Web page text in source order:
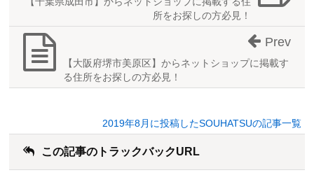
所をお探しの方必見！
【大阪府堺市美原区】からネットショップに掲載す
る住所をお探しの方必見！
Prev
2019年8月に投稿したSOUHATSUの記事一覧
この記事のトラックバックURL